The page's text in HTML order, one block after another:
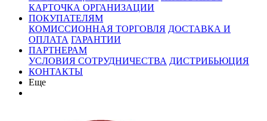
КАРТОЧКА ОРГАНИЗАЦИИ
ПОКУПАТЕЛЯМ
КОМИССИОННАЯ ТОРГОВЛЯ ДОСТАВКА И
ОПЛАТА ГАРАНТИИ
ПАРТНЕРАМ
УСЛОВИЯ СОТРУДНИЧЕСТВА ДИСТРИБЬЮЦИЯ
КОНТАКТЫ
Еще